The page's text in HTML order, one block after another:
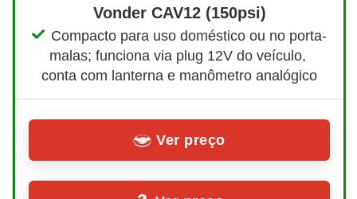
Vonder CAV12 (150psi)
Compacto para uso doméstico ou no porta-
malas; funciona via plug 12V do veículo,
conta com lanterna e manômetro analógico
Ver preço